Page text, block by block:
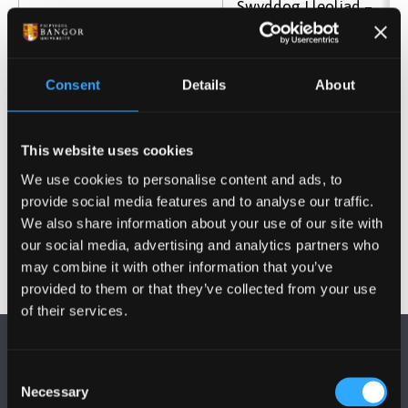
Consent Details About
This website uses cookies
We use cookies to personalise content and ads, to
provide social media features and to analyse our traffic.
We also share information about your use of our site with
our social media, advertising and analytics partners who
may combine it with other information that you’ve
provided to them or that they’ve collected from your use
of their services.
Selection
Necessary
Sarah Cropper
Swyddog Lleoliad –
Cynadleddau Prifysgol
Roisin Begley
Rheolaeth